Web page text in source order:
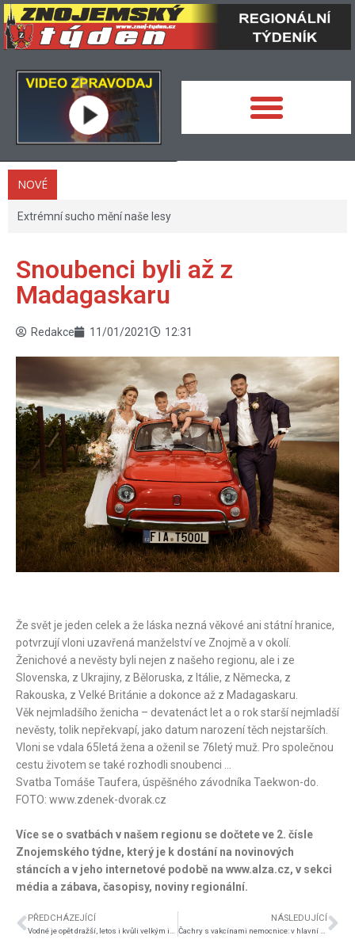
NOVÉ
Extrémní sucho mění naše lesy
Snoubenci byli až z
Madagaskaru
Redakce 11/01/2021 12:31
Že svět je jeden celek a že láska nezná věkové ani státní hranice,
potvrzují vloni uzavřená manželství ve Znojmě a v okolí.
Ženichové a nevěsty byli nejen z našeho regionu, ale i ze
Slovenska, z Ukrajiny, z Běloruska, z Itálie, z Německa, z
Rakouska, z Velké Británie a dokonce až z Madagaskaru.
Věk nejmladšího ženicha – devatenáct let a o rok starší nejmladší
nevěsty, tolik nepřekvapí, jako datum narození těch nejstarších.
Vloni se vdala 65letá žena a oženil se 76letý muž. Pro společnou
cestu životem se také rozhodli snoubenci …
Svatba Tomáše Taufera, úspěšného závodníka Taekwon-do.
FOTO: www.zdenek-dvorak.cz
Více se o svatbách v našem regionu se dočtete ve 2. čísle
Znojemského týdne, který je k dostání na novinových
stáncích a v jeho internetové podobě na www.alza.cz, v sekci
média a zábava, časopisy, noviny regionální.
PŘEDCHÁZEJÍCÍ NÁSLEDUJÍCÍ